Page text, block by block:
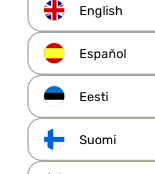
aux agentsEnglish
Español
Eesti
Suomi